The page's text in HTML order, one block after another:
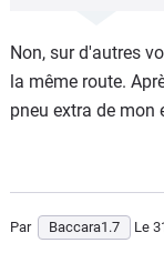
Non, sur d'autres
la même route.
pneu extra de mon
Par Baccara1.7 Le